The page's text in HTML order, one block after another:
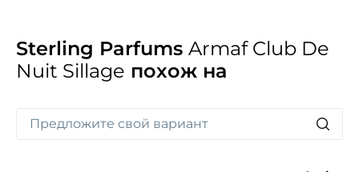
построены таким образом, чтобы пленить женские
сердца и ловить на себе восхищенные взгляды
окружающих. Благоухание парфюма подчеркнет все
достоинства своего носителя.
Sterling Parfums Armaf Club De
Nuit Sillage похож на